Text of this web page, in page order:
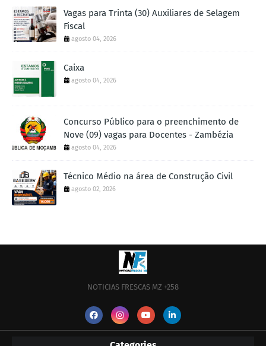
Vagas para Trinta (30) Auxiliares de Selagem
Fiscal
agosto 04, 2026
Caixa
agosto 04, 2026
Concurso Público para o preenchimento de
Nove (09) vagas para Docentes - Zambézia
agosto 04, 2026
Técnico Médio na área de Construção Civil
agosto 02, 2026
NOTICIAS FRESCAS MZ +258